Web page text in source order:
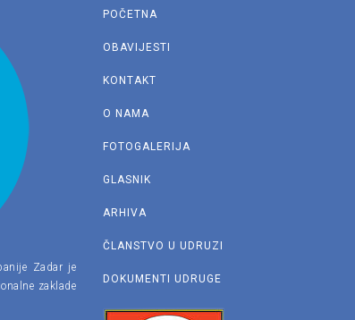
Zadar je
zaklade
POČETNA
OBAVIJESTI
KONTAKT
O NAMA
FOTOGALERIJA
GLASNIK
ARHIVA
ČLANSTVO U UDRUZI
DOKUMENTI UDRUGE